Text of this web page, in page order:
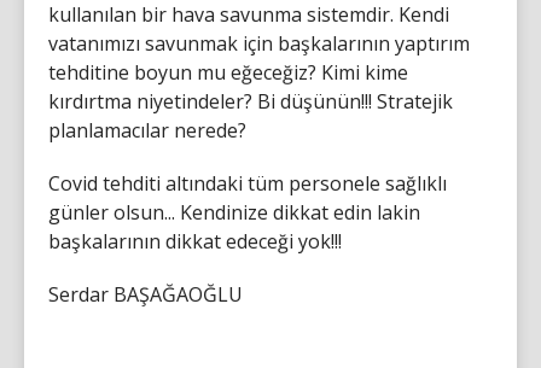
kullanılan bir hava savunma sistemdir. Kendi
vatanımızı savunmak için başkalarının yaptırım
tehditine boyun mu eğeceğiz? Kimi kime
kırdırtma niyetindeler? Bi düşünün!!! Stratejik
planlamacılar nerede?
Covid tehditi altındaki tüm personele sağlıklı
günler olsun... Kendinize dikkat edin lakin
başkalarının dikkat edeceği yok!!!
Serdar BAŞAĞAOĞLU